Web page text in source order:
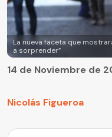
La nueva faceta que
a sorprender”
Nicolás Figueroa
14 de Noviembre de